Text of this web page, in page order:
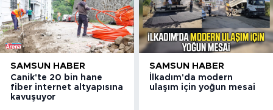
SAMSUN HABER
Canik'te 20 bin hane
fiber internet altyapısına
kavuşuyor
SAMSUN HABER
İlkadım'da modern
ulaşım için yoğun mesai